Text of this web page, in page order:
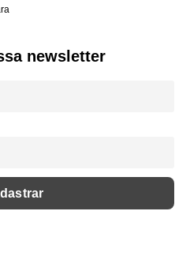
newsletter